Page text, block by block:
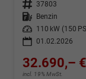
Fahrzeug-Nr. 37803
Kraftstoff Benzin
Leistung
110 kW (150
01.02.2026
32.690,– €
incl. 19% MwSt.